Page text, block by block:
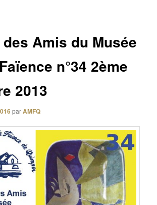
Amis du Musée
n°34 2ème
2013
parAMFQ